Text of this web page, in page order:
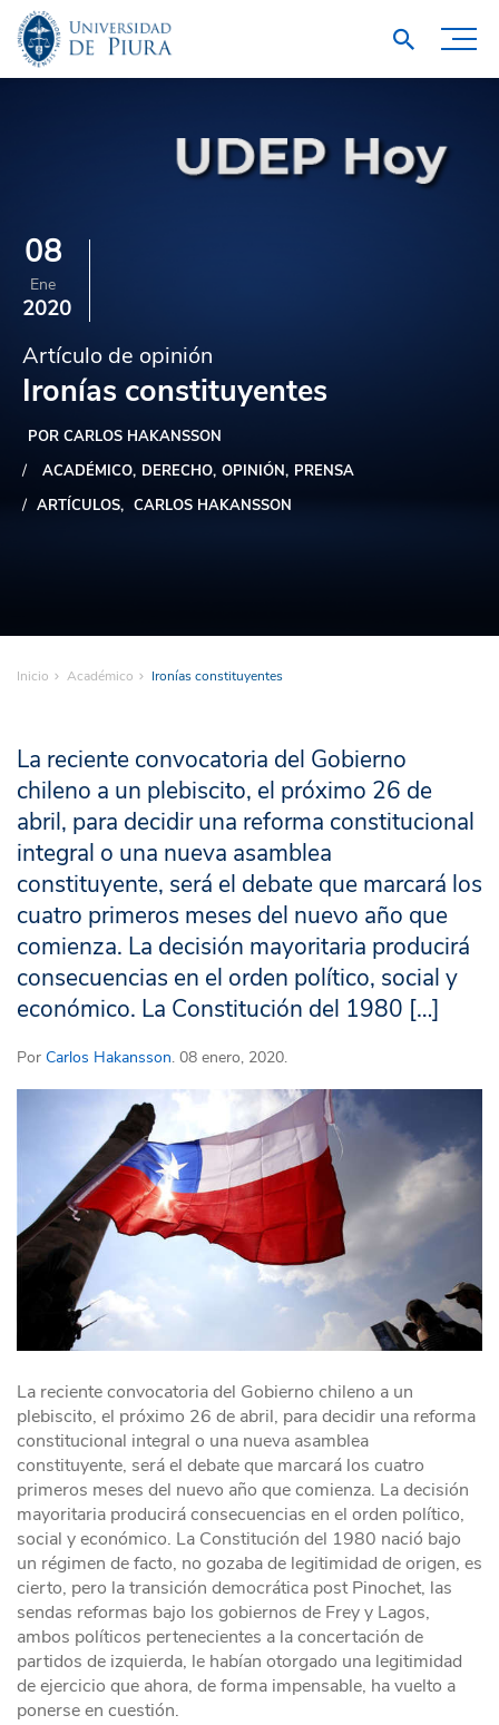
08
Ene
2020
Artículo de opinión
Ironías constituyentes
POR CARLOS HAKANSSON
ACADÉMICO DERECHO OPINIÓN PRENSA
ARTÍCULOS
CARLOS HAKANSSON
Inicio Académico Ironías constituyentes
La reciente convocatoria del Gobierno
chileno a un plebiscito, el próximo 26 de
abril, para decidir una reforma constitucional
integral o una nueva asamblea
constituyente, será el debate que marcará los
cuatro primeros meses del nuevo año que
comienza. La decisión mayoritaria producirá
consecuencias en el orden político, social y
económico. La Constitución del 1980 […]
Por Carlos Hakansson. 08 enero, 2020.
La reciente convocatoria del Gobierno chileno a un
plebiscito, el próximo 26 de abril, para decidir una reforma
constitucional integral o una nueva asamblea
constituyente, será el debate que marcará los cuatro
primeros meses del nuevo año que comienza. La decisión
mayoritaria producirá consecuencias en el orden político,
social y económico. La Constitución del 1980 nació bajo
un régimen de facto, no gozaba de legitimidad de origen, es
cierto, pero la transición democrática post Pinochet, las
sendas reformas bajo los gobiernos de Frey y Lagos,
ambos políticos pertenecientes a la concertación de
partidos de izquierda, le habían otorgado una legitimidad
de ejercicio que ahora, de forma impensable, ha vuelto a
ponerse en cuestión.